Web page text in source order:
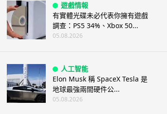
遊戲情報
有實體光碟未必代表你擁有遊戲
調查：PS5 34%、Xbox 50...
05.08.2026
人工智能
Elon Musk 稱 SpaceX Tesla 是
地球最強兩間硬件公...
05.08.2026